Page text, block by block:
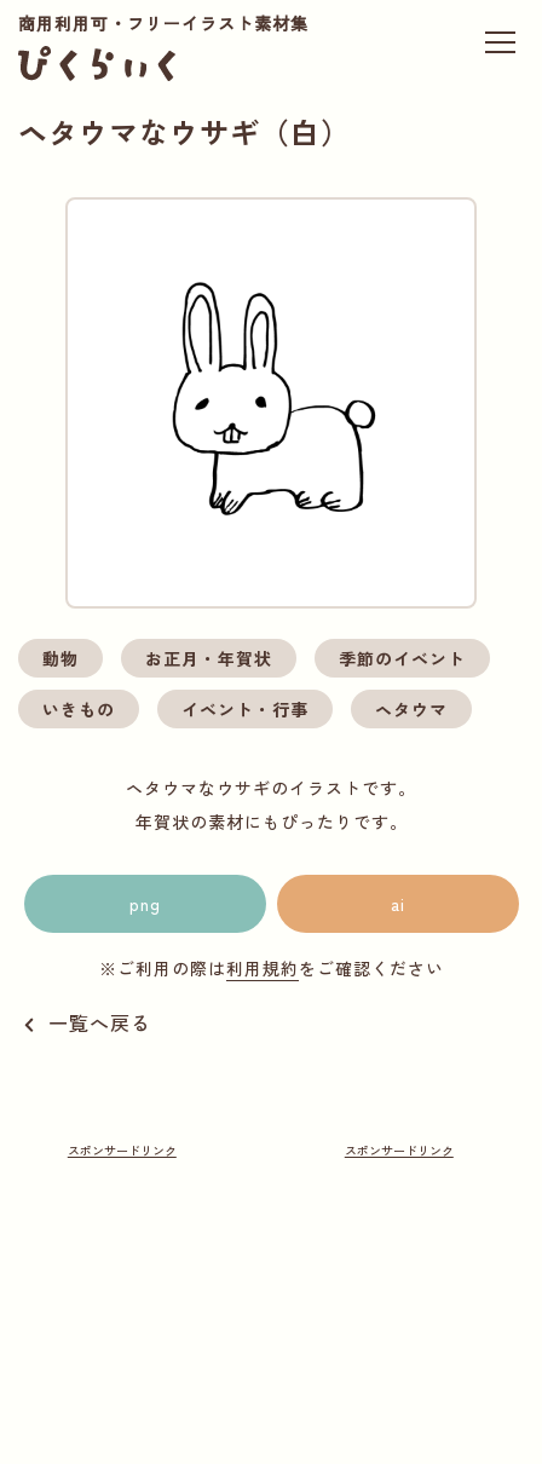
商用利用可・フリーイラスト素材集
ヘタウマなウサギ（白）
動物 お正月・年賀状 季節のイベント
いきもの イベント・行事 ヘタウマ
ヘタウマなウサギのイラストです。
年賀状の素材にもぴったりです。
png ai
※ご利用の際は利用規約をご確認ください
一覧へ戻る